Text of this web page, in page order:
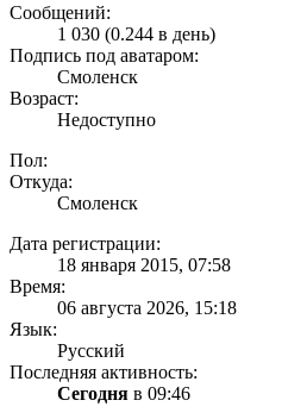
Сообщений:
1 030 (0.244 в день)
Подпись под аватаром:
Смоленск
Возраст:
Недоступно
Пол:
Откуда:
Смоленск
Дата регистрации:
18 января 2015, 07:58
Время:
06 августа 2026, 15:18
Язык:
Русский
Последняя активность:
Сегодня в 09:46